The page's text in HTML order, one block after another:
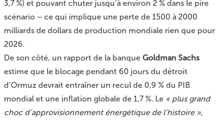
3,7 %) et pouvant chuter jusqu’à environ 2 % dans le pire
scénario – ce qui implique une perte de 1500 à 2000
milliards de dollars de production mondiale rien que pour
2026.
De son côté, un rapport de la banque Goldman Sachs
estime que le blocage pendant 60 jours du détroit
d’Ormuz devrait entraîner un recul de 0,9 % du PIB
mondial et une inflation globale de 1,7 %. Le « plus grand
choc d’approvisionnement énergétique de l’histoire »,